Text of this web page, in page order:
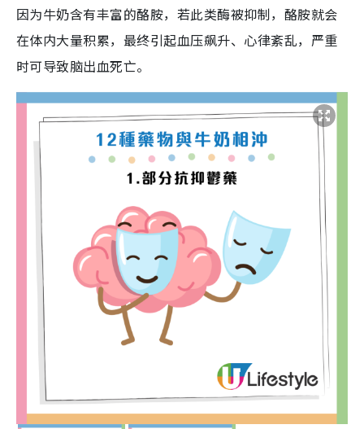
因为牛奶含有丰富的酪胺，若此类酶被抑制，酪胺就会
在体内大量积累，最终引起血压飙升、心律紊乱，严重
时可导致脑出血死亡。